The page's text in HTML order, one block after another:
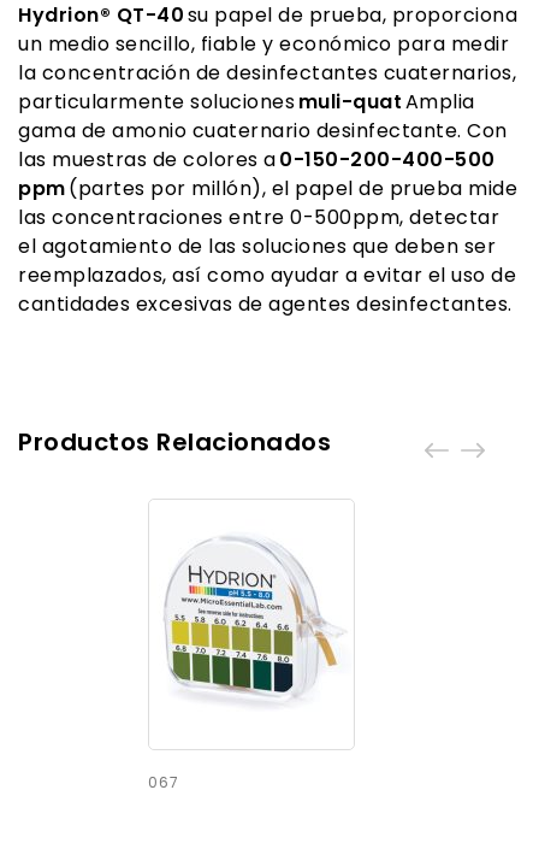
Hydrion® QT-40su papel de prueba, proporciona
un medio sencillo, fiable y económico para medir
la concentración de desinfectantes cuaternarios,
particularmente solucionesmuli-quatAmplia
gama de amonio cuaternario desinfectante. Con
las muestras de colores a0-150-200-400-500
ppm(partes por millón), el papel de prueba mide
las concentraciones entre 0-500ppm, detectar
el agotamiento de las soluciones que deben ser
reemplazados, así como ayudar a evitar el uso de
cantidades excesivas de agentes desinfectantes.
Productos Relacionados
067